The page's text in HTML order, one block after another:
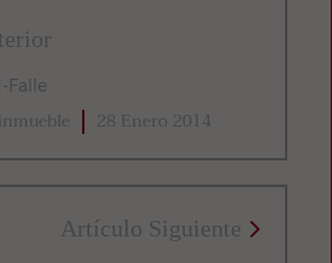
Falle
28 Enero 2014
Artículo Siguiente